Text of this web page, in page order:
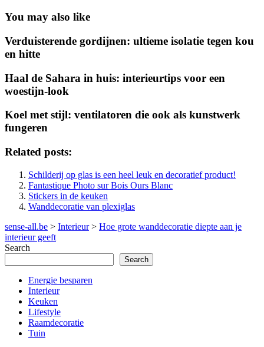
You may also like
Verduisterende gordijnen: ultieme isolatie tegen kou
en hitte
Haal de Sahara in huis: interieurtips voor een
woestijn-look
Koel met stijl: ventilatoren die ook als kunstwerk
fungeren
Related posts:
Schilderij op glas is een heel leuk en decoratief product!
Fantastique Photo sur Bois Ours Blanc
Stickers in de keuken
Wanddecoratie van plexiglas
sense-all.be > Interieur> Hoe grote wanddecoratie diepte aan je
interieur geeft
Search
Search
Energie besparen
Interieur
Keuken
Lifestyle
Raamdecoratie
Tuin